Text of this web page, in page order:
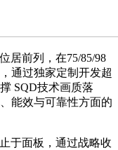
居前列，在75/85/98
通过独家定制开发超
SQD技术画质落
能效与可靠性方面的
于面板，通过战略收